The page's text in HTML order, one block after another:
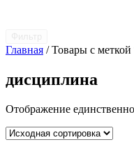
Главная / Товары с
дисциплина
Отображение